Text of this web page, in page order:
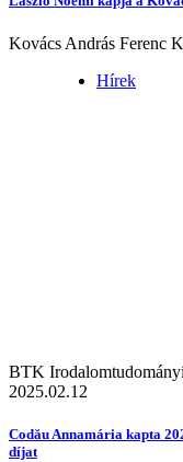
Kovács András Ferenc
Hírek
BTK
2025.02.12
Codău Annamária kapta
díjat